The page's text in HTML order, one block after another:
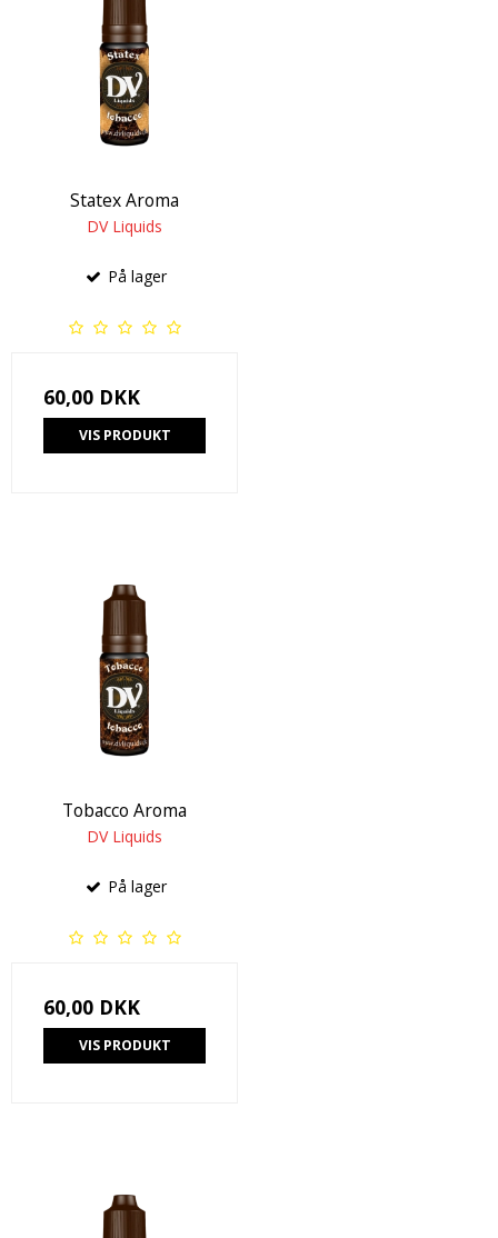
Statex Aroma
DV Liquids
På lager
60,00 DKK
VIS PRODUKT
Tobacco Aroma
DV Liquids
På lager
60,00 DKK
VIS PRODUKT